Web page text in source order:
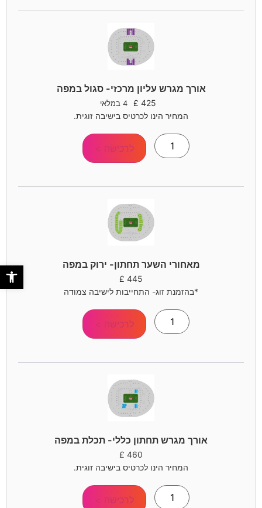
אורך מגרש עליון מרכזי- סגול במפה
425
£ 4 במלאי
המחיר הינו לכרטיס בישיבה זוגית.
לרכישה >
מאחורי השער תחתון- ירוק במפה
445
£
*בהזמנת זוג- התחייבות לישיבה צמודה
לרכישה >
אורך מגרש תחתון כללי- תכלת במפה
460
£
המחיר הינו לכרטיס בישיבה זוגית.
לרכישה >
פתח